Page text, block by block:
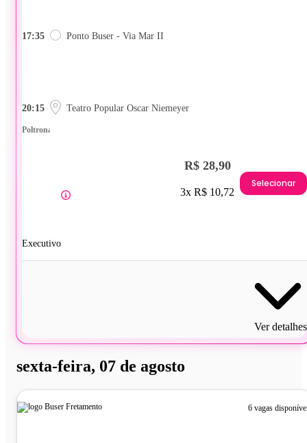
17:35 Ponto Buser - Via Mar II
20:15 Teatro Popular Oscar Niemeyer
Poltrona
Executivo
R$ 28,90
3x R$ 10,72
Selecionar
Ver detalhes
sexta-feira, 07 de agosto
6 vagas